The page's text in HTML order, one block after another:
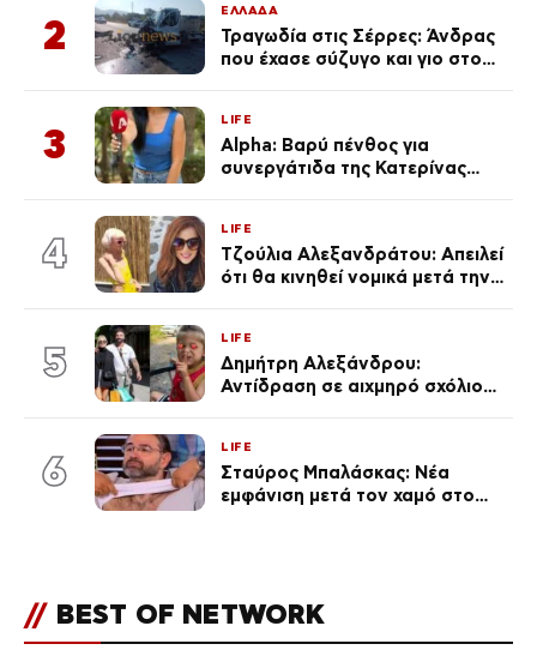
2
ΕΛΛΑΔΑ
Τραγωδία στις Σέρρες: Άνδρας
που έχασε σύζυγο και γιο στο
3
LIFE
Alpha: Βαρύ πένθος για
συνεργάτιδα της Κατερίνας
του Θεού»
4
LIFE
Τζούλια Αλεξανδράτου: Απειλεί
ότι θα κινηθεί νομικά μετά την
5
LIFE
Δημήτρη Αλεξάνδρου:
Αντίδραση σε αιχμηρό σχόλιο
6
LIFE
Σταύρος Μπαλάσκας: Νέα
εμφάνιση μετά τον χαμό στο
// BEST OF NETWORK